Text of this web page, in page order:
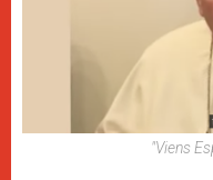
"Viens